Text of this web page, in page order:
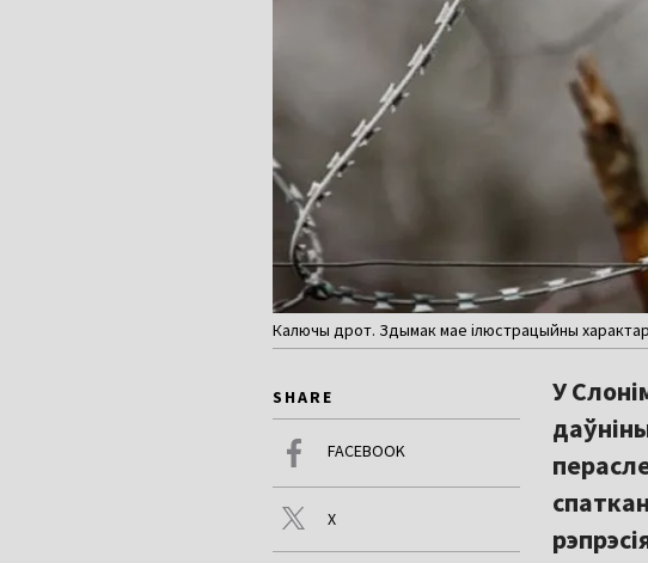
Калючы дрот. Здымак мае ілюстрацыйны
SHARE
FACEBOOK
X
У